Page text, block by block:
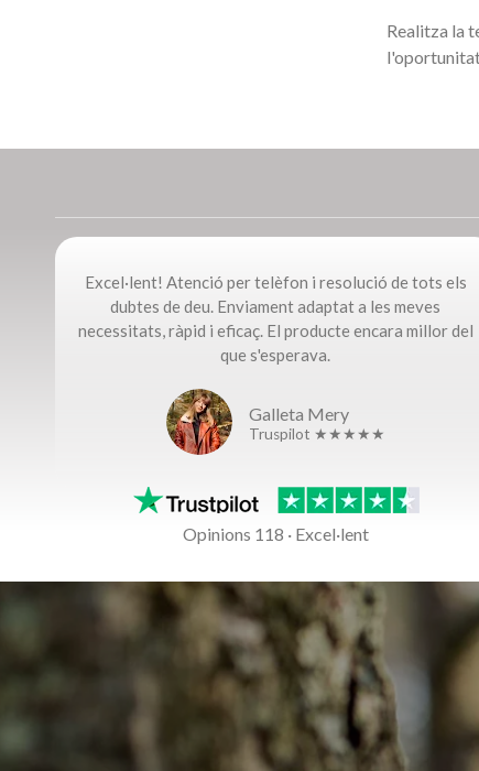
Realitza la
l'oportunitat
Excel·lent! Atenció per telèfon i resolució de tots els
dubtes de deu. Enviament adaptat a les meves
necessitats, ràpid i eficaç. El producte encara millor del
que s'esperava.
Galleta Mery
Truspilot ★★★★★
Opinions 118 · Excel·lent